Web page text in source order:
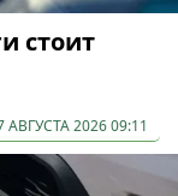
стоит
АВГУСТА 2026 09:11